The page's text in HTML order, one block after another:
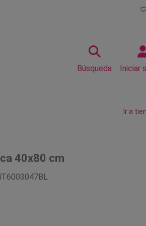
Búsqueda Iniciar
Ir a
40x80 cm